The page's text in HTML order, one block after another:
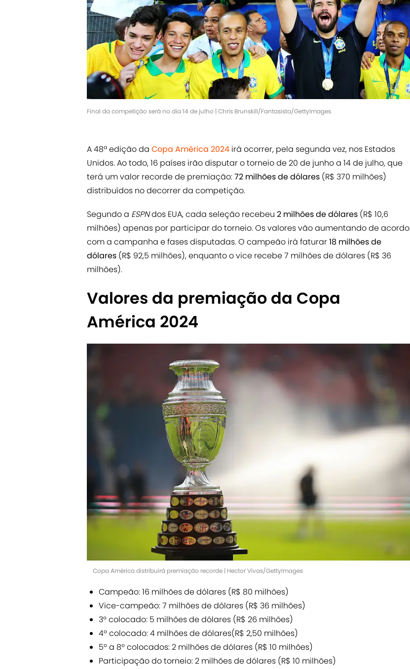
Final da competição será no dia 14 de julho | Chris Brunskill/Fantasista/GettyImages
A 48ª edição da Copa América 2024 irá ocorrer, pela segunda vez, nos Estados
Unidos. Ao todo, 16 países irão disputar o torneio de 20 de junho a 14 de julho, que
terá um valor recorde de premiação:72 milhões de dólares (R$ 370 milhões)
distribuídos no decorrer da competição.
Segundo a ESPNdos EUA, cada seleção recebeu 2 milhões de dólares (R$ 10,6
milhões) apenas por participar do torneio. Os valores vão aumentando de acordo
com a campanha e fases disputadas. O campeão irá faturar18 milhões de
dólares (R$ 92,5 milhões), enquanto o vice recebe 7 milhões de dólares (R$ 36
milhões).
Valores da premiação da Copa
América 2024
Copa América distribuirá premiação recorde | Hector Vivas/GettyImages
Campeão: 16 milhões de dólares (R$ 80 milhões)
Vice-campeão: 7 milhões de dólares (R$ 36 milhões)
3º colocado: 5 milhões de dólares (R$ 26 milhões)
4º colocado: 4 milhões de dólares(R$ 2,50 milhões)
5º a 8º colocados: 2 milhões de dólares (R$ 10 milhões)
Participação do torneio: 2 milhões de dólares (R$ 10 milhões)